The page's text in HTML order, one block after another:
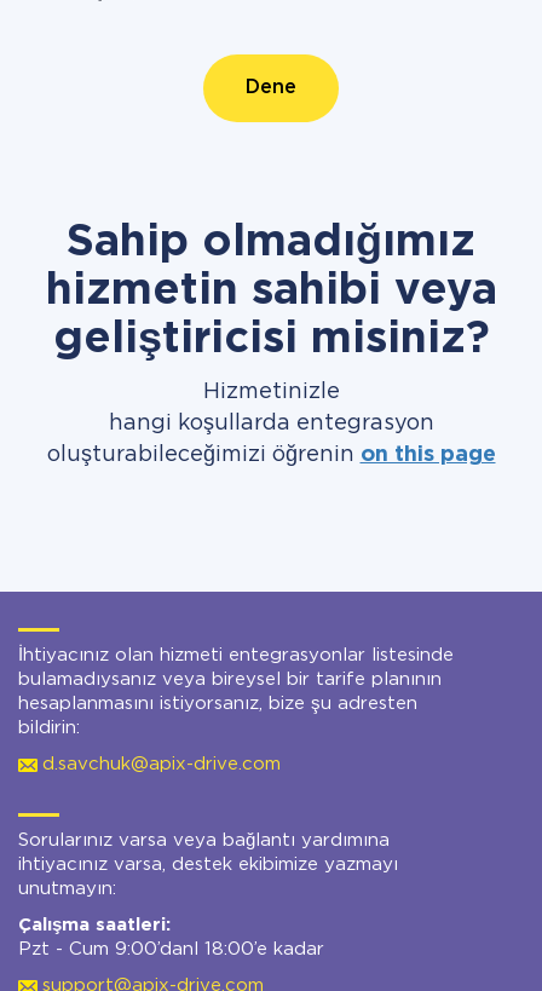
Dene
Sahip olmadığımız
hizmetin sahibi veya
geliştiricisi misiniz?
Hizmetinizle
hangi koşullarda entegrasyon
oluşturabileceğimizi öğrenin on this page
İhtiyacınız olan hizmeti entegrasyonlar listesinde
bulamadıysanız veya bireysel bir tarife planının
hesaplanmasını istiyorsanız, bize şu adresten
bildirin:
d.savchuk@apix-drive.com
Sorularınız varsa veya bağlantı yardımına
ihtiyacınız varsa, destek ekibimize yazmayı
unutmayın:
Çalışma saatleri:
Pzt - Cum 9:00’danl 18:00’e kadar
support@apix-drive.com